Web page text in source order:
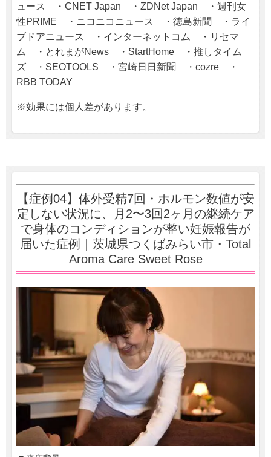
ュース ・CNET Japan ・ZDNet Japan ・週刊女
性PRIME ・ニコニコニュース ・徳島新聞 ・ライ
ブドアニュース ・インターネットコム ・リセマ
ム ・とれまがNews ・StartHome ・推しタイム
ズ ・SEOTOOLS ・宮崎日日新聞 ・cozre ・
RBB TODAY
※効果には個人差があります。
【症例04】体外受精7回・ホルモン数値が安
定しない状況に、月2〜3回2ヶ月の継続ケア
で身体のコンディションが整い妊娠報告が
届いた症例｜茨城県つくばみらい市・Total
Aroma Care Sweet Rose